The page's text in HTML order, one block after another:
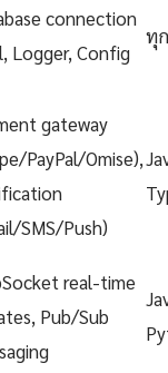
connection
Logger, Config
ทุ
gateway
PayPal/Omise),
SMS/Push)
real-time
Pub/Sub